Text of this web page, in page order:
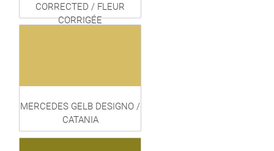
CORRECTED / FLEUR
CORRIGÉE
MERCEDES GELB DESIGNO /
CATANIA